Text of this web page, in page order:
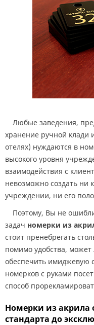
Любые заведения, предусматривающие сдачу одежды,
хранение ручной клади
отелях) нуждаются в
высокого уровня
взаимодействия с
невозможно создать ни
учреждении, ни его
Поэтому, Вы не ошиблись – для решения вышеуказанных
задач номерки из
стоит пренебрегать
помимо удобства, может
обеспечить имиджевую
номерков с руками
способ
Номерки из акрила
стандарта до